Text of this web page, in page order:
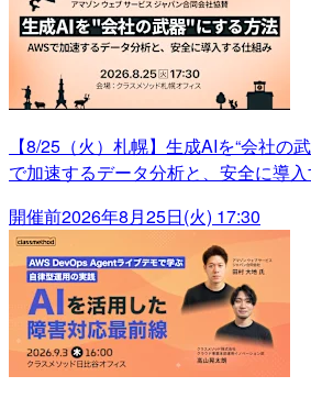
【8/25（火）札幌】生成AIを“会社の
で加速するデータ分析と、安全に導
開催前2026年8月25日(火) 17:30